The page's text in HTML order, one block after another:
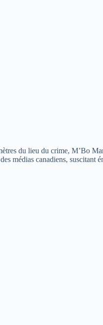
du lieu du crime, M’Bo
médias canadiens, suscitant